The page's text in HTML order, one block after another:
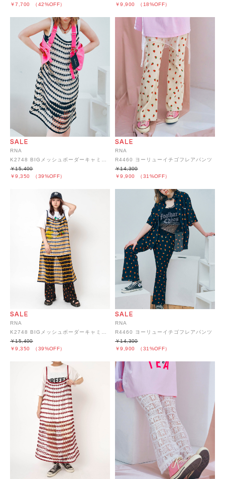
￥7,700 （42%OFF） ￥9,900 （18%OFF）
RNA
K2748 BIGメッシュボーダーキャミワンピース
￥9,350 （39%OFF）
￥15,400
RNA
R4460 ヨーリューイチゴフレアパンツ
￥9,900 （31%OFF）
￥14,300
RNA
K2748 BIGメッシュボーダーキャミワンピース
￥9,350 （39%OFF）
￥15,400
RNA
R4460 ヨーリューイチゴフレアパンツ
￥9,900 （31%OFF）
￥14,300